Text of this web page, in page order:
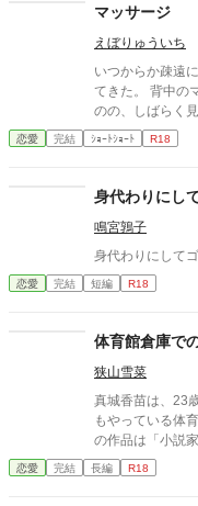
マッサージ
えぼりゅういち
いつからか疎遠
てきた。 背中の
のの、しばらく
て、興奮が止ま
そう思いながら
恋愛 完結 ｼｮｰﾄｼｮｰﾄ R18
身代わりにし
鳴宮鶉子
身代わりにして
恋愛 完結 短編 R18
体育館倉庫で
狭山雪菜
真城香苗は、23
もやっている体
の作品は「小説
恋愛 完結 長編 R18